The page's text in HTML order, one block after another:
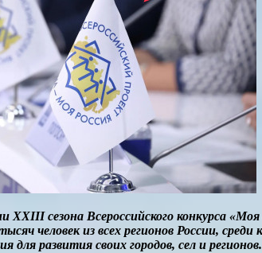
XXIII сезона Всероссийского конкурса
человек из всех регионов России,
для развития своих городов, сел и регионов.